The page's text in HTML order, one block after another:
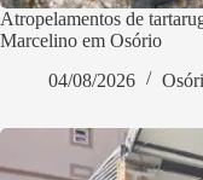
Atropelamentos de
Marcelino em Osório
04/08/2026